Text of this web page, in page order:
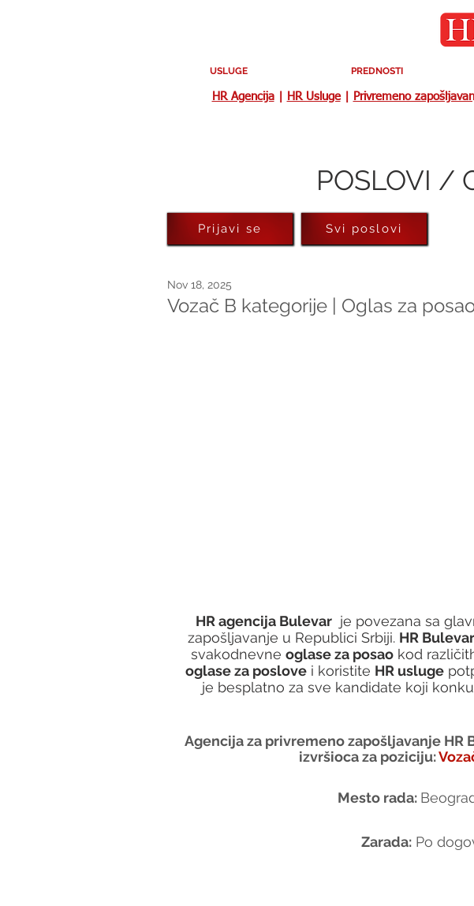
USLUGE PREDNOSTI
HR Agencija| HR Usluge| Privremeno
POSLOVI /
Vozač B kategorije | Oglas za
Nov 18, 2025
HR agencija Bulevar
je povezana sa
zapošljavanje u Republici Srbiji. HR Bulevar
svakodnevne oglase za posao kod
oglase za poslove i koristite HR usluge
je besplatno za sve kandidate koji
Agencija za privremeno zapošljavanje HR
izvršioca za poziciju:
Mesto rada:
Zarada: Po
Prijavi se Svi poslovi